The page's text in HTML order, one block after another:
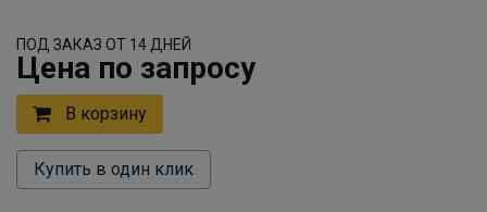
ПОД ЗАКАЗ ОТ 14 ДНЕЙ
Цена по запросу
В корзину
Купить в один клик